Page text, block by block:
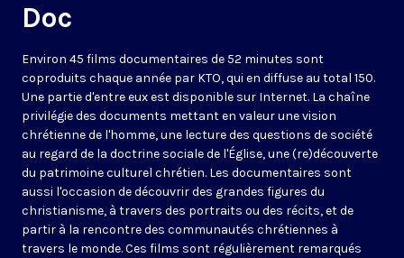
Doc
Environ 45 films documentaires de 52 minutes sont
coproduits chaque année par KTO, qui en diffuse au total 150.
Une partie d'entre eux est disponible sur Internet. La chaîne
privilégie des documents mettant en valeur une vision
chrétienne de l'homme, une lecture des questions de société
au regard de la doctrine sociale de l'Église, une (re)découverte
du patrimoine culturel chrétien. Les documentaires sont
aussi l'occasion de découvrir des grandes figures du
christianisme, à travers des portraits ou des récits, et de
partir à la rencontre des communautés chrétiennes à
travers le monde. Ces films sont régulièrement remarqués